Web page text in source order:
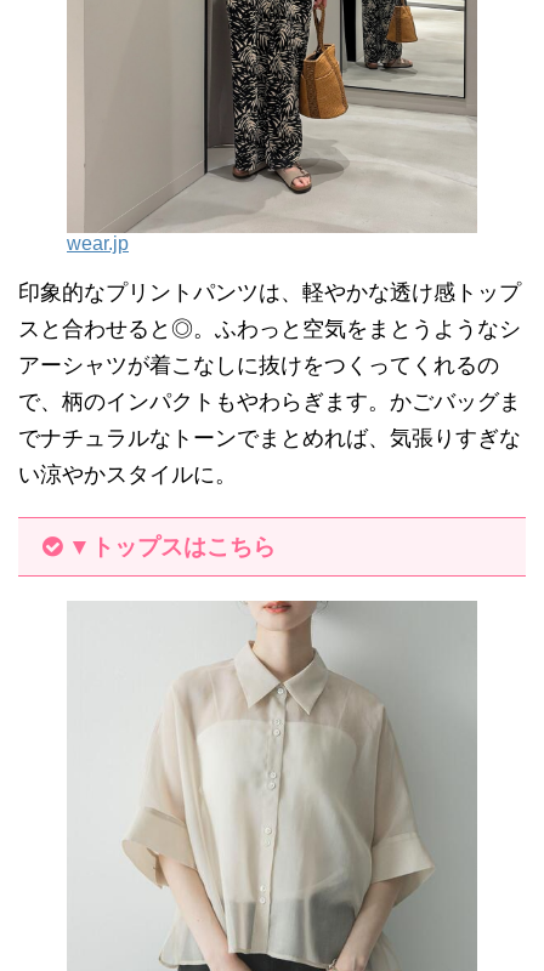
wear.jp
印象的なプリントパンツは、軽やかな透け感トップ
スと合わせると◎。ふわっと空気をまとうようなシ
アーシャツが着こなしに抜けをつくってくれるの
で、柄のインパクトもやわらぎます。かごバッグま
でナチュラルなトーンでまとめれば、気張りすぎな
い涼やかスタイルに。
▼トップスはこちら